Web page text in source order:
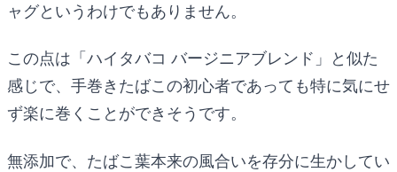
ャグというわけでもありません。
この点は「ハイタバコ バージニアブレンド」と似た
感じで、手巻きたばこの初心者であっても特に気にせ
ず楽に巻くことができそうです。
無添加で、たばこ葉本来の風合いを存分に生かしてい